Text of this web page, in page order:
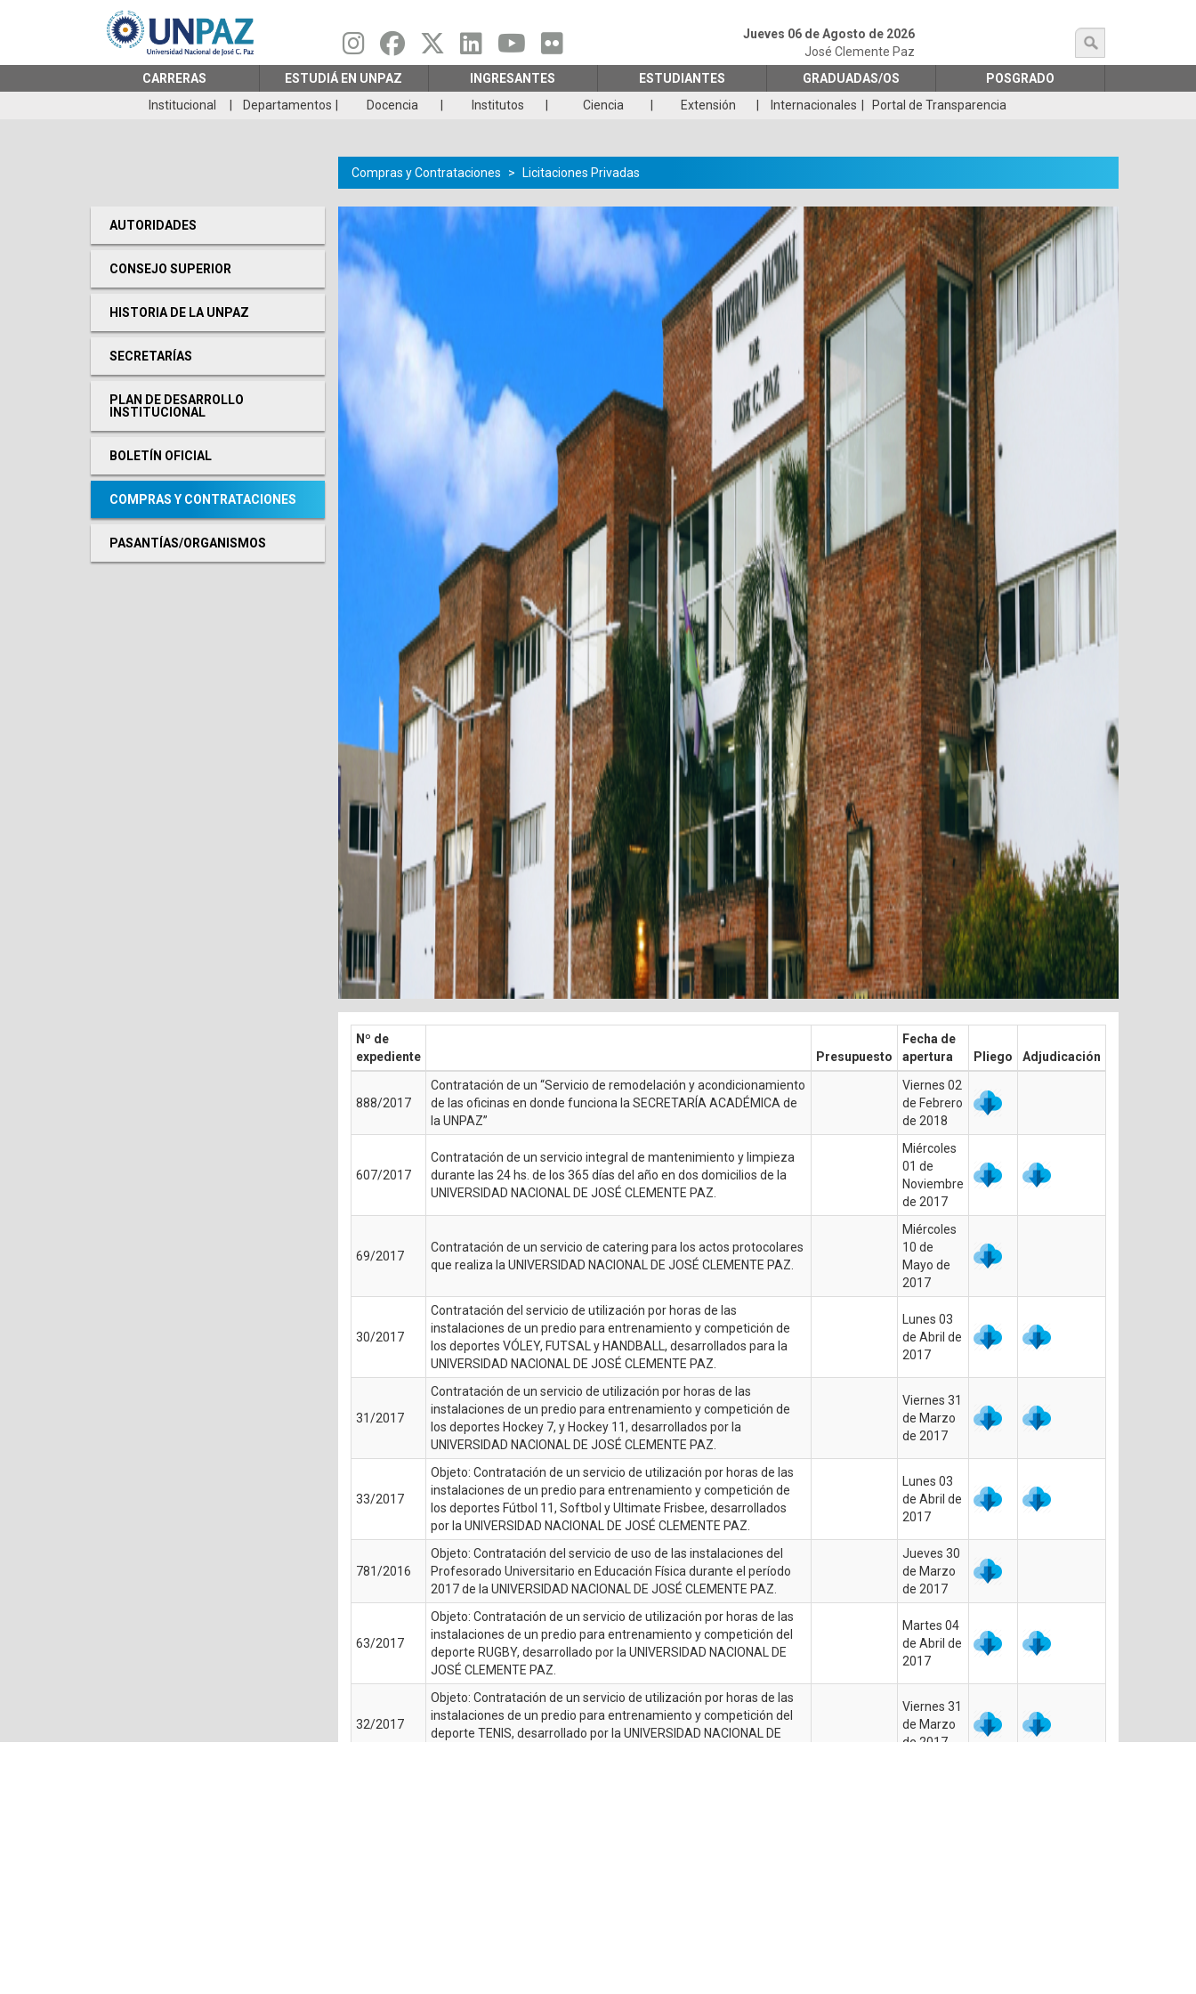
principal
búsqueda
Jueves 06 de Agosto de 2026
José Clemente Paz
CARRERAS
ESTUDIÁ EN UNPAZ INGRESANTES ESTUDIANTES GRADUADAS/OS
POSGRADO
Institucional
Departamentos Docencia Institutos Ciencia Extensión Internacionales Portal de Transparencia
AUTORIDADES
CONSEJO SUPERIOR
HISTORIA DE LA UNPAZ
SECRETARÍAS
PLAN DE DESARROLLO
INSTITUCIONAL
BOLETÍN OFICIAL
COMPRAS Y CONTRATACIONES
PASANTÍAS/ORGANISMOS
Compras y Contrataciones Licitaciones Privadas
Nº de
expediente
Presupuesto
Fecha de
apertura
Pliego Adjudicación
888/2017
Contratación de un “Servicio de remodelación y acondicionamiento
de las oficinas en donde funciona la SECRETARÍA ACADÉMICA de
la UNPAZ”
Viernes 02
de Febrero
de 2018
607/2017
Contratación de un servicio integral de mantenimiento y limpieza
durante las 24 hs. de los 365 días del año en dos domicilios de la
UNIVERSIDAD NACIONAL DE JOSÉ CLEMENTE PAZ.
Miércoles
01 de
Noviembre
de 2017
69/2017
Contratación de un servicio de catering para los actos protocolares
que realiza la UNIVERSIDAD NACIONAL DE JOSÉ CLEMENTE PAZ.
Miércoles
10 de
Mayo de
2017
30/2017
Contratación del servicio de utilización por horas de las
instalaciones de un predio para entrenamiento y competición de
los deportes VÓLEY, FUTSAL y HANDBALL, desarrollados para la
UNIVERSIDAD NACIONAL DE JOSÉ CLEMENTE PAZ.
Lunes 03
de Abril de
2017
31/2017
Contratación de un servicio de utilización por horas de las
instalaciones de un predio para entrenamiento y competición de
los deportes Hockey 7, y Hockey 11, desarrollados por la
UNIVERSIDAD NACIONAL DE JOSÉ CLEMENTE PAZ.
Viernes 31
de Marzo
de 2017
33/2017
Objeto: Contratación de un servicio de utilización por horas de las
instalaciones de un predio para entrenamiento y competición de
los deportes Fútbol 11, Softbol y Ultimate Frisbee, desarrollados
por la UNIVERSIDAD NACIONAL DE JOSÉ CLEMENTE PAZ.
Lunes 03
de Abril de
2017
781/2016
Objeto: Contratación del servicio de uso de las instalaciones del
Profesorado Universitario en Educación Física durante el período
2017 de la UNIVERSIDAD NACIONAL DE JOSÉ CLEMENTE PAZ.
Jueves 30
de Marzo
de 2017
63/2017
Objeto: Contratación de un servicio de utilización por horas de las
instalaciones de un predio para entrenamiento y competición del
deporte RUGBY, desarrollado por la UNIVERSIDAD NACIONAL DE
JOSÉ CLEMENTE PAZ.
Martes 04
de Abril de
2017
32/2017
Objeto: Contratación de un servicio de utilización por horas de las
instalaciones de un predio para entrenamiento y competición del
deporte TENIS, desarrollado por la UNIVERSIDAD NACIONAL DE
Viernes 31
de Marzo
de 2017